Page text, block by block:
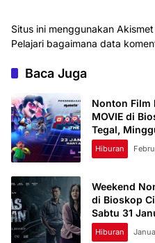
Situs ini menggunakan
Pelajari bagaimana data
Baca Juga
Nonton Film
MOVIE di
Tegal,
Hiburan
Weekend
di Bioskop
Sabtu 31
Hiburan